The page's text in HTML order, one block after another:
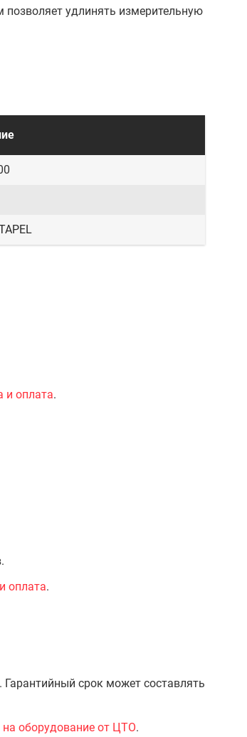
удлинять измерительную
и оплата.
оплата.
срок может составлять
на оборудование от ЦТО.